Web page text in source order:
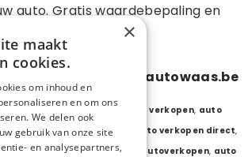
auto. Gratis waardebepaling en
info@autowaas.be
auto export verkopen, auto
verkopen zonder keuring auto verkopen direct,
,mijn auto verkopen autoverkopen, auto
×
maakt
cookies.
om inhoud en
en om ons
We delen ook
gebruik van onze site
en analysepartners,